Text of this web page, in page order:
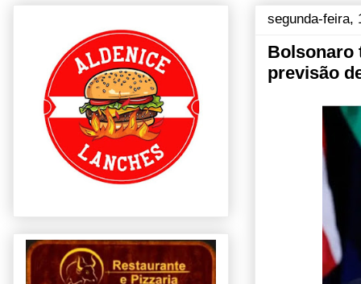
segunda-feira,
Bolsonaro
previsão